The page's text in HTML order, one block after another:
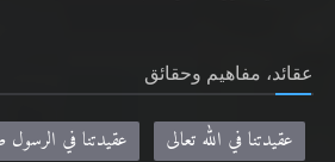
عقائد، مفاهيم وحقائق
عقيدتنا في الله تعالى
عقيدتنا في الرسول